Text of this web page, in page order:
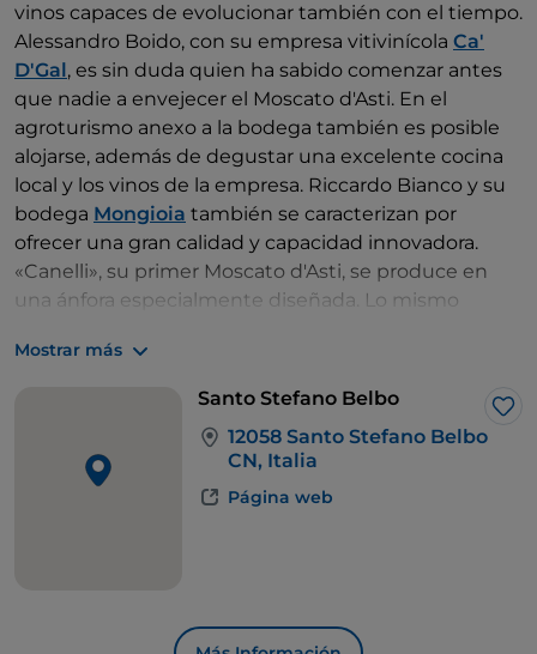
vinos capaces de evolucionar también con el tiempo.
Alessandro Boido, con su empresa vitivinícola Ca'
D'Gal, es sin duda quien ha sabido comenzar antes
que nadie a envejecer el Moscato d'Asti. En el
agroturismo anexo a la bodega también es posible
alojarse, además de degustar una excelente cocina
local y los vinos de la empresa. Riccardo Bianco y su
bodega Mongioia también se caracterizan por
ofrecer una gran calidad y capacidad innovadora.
«Canelli», su primer Moscato d'Asti, se produce en
una ánfora especialmente diseñada. Lo mismo
fundada en 1976 con la intención de recrear en torno
a la imagen del Moscato d'Asti un modelo de calidad
alternativo a las producciones industriales. También
hay muchas empresas familiares en las que las
nuevas generaciones de enólogos están avanzando
en el camino de la elaboración de espumosos dentro
Pasticceria Dogliotti. En los alrededores, hay
Mostrar más
Santo Stefano Belbo
Me
12058 Santo Stefano Belbo
CN, Italia
Página web